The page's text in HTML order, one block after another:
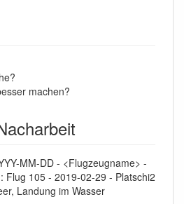
machen?
MM-DD - <Flugzeugname> -
Flug 105 - 2019-02-29 - Platschi2
Landung im Wasser